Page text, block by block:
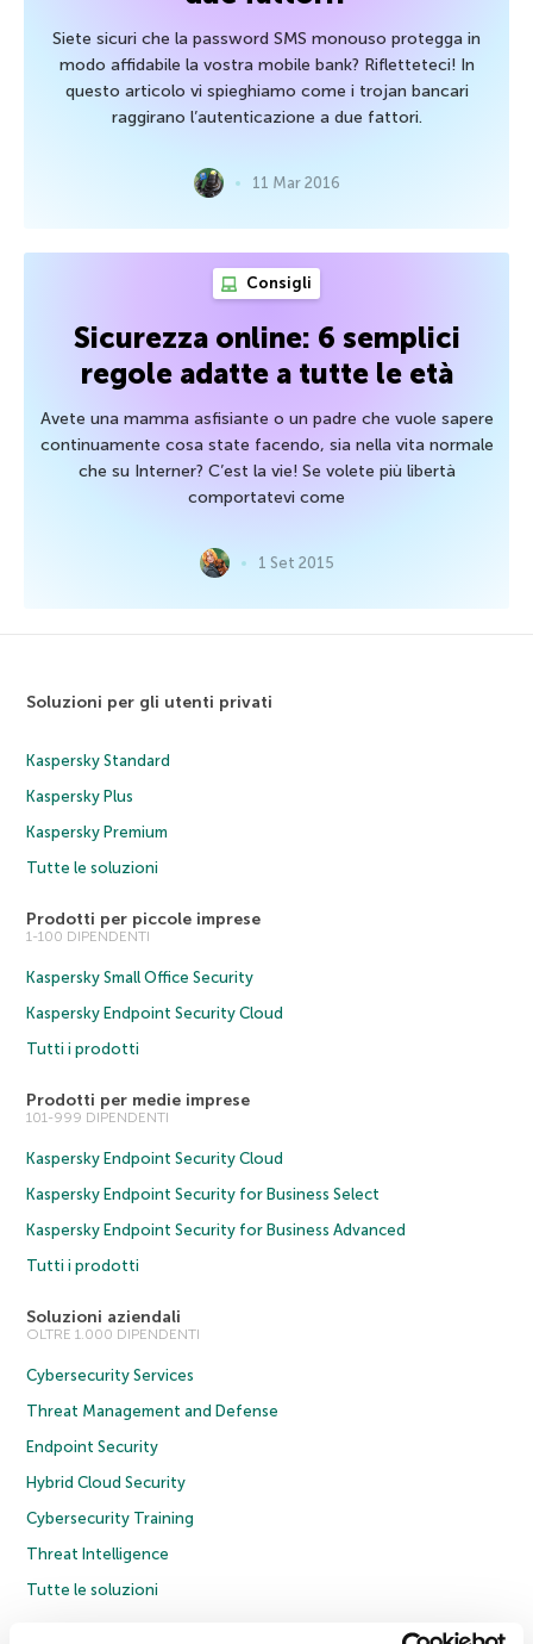
Siete sicuri che la password SMS monouso protegga in
modo affidabile la vostra mobile bank? Rifletteteci! In
questo articolo vi spieghiamo come i trojan bancari
raggirano l’autenticazione a due fattori.
11 Mar 2016
Consigli
Sicurezza online: 6 semplici
regole adatte a tutte le età
Avete una mamma asfisiante o un padre che vuole sapere
continuamente cosa state facendo, sia nella vita normale
che su Interner? C’est la vie! Se volete più libertà
comportatevi come
1 Set 2015
Soluzioni per gli utenti privati
Kaspersky Standard
Kaspersky Plus
Kaspersky Premium
Tutte le soluzioni
Prodotti per piccole imprese
1-100 DIPENDENTI
Kaspersky Small Office Security
Kaspersky Endpoint Security Cloud
Tutti i prodotti
Prodotti per medie imprese
101-999 DIPENDENTI
Kaspersky Endpoint Security Cloud
Kaspersky Endpoint Security for Business Select
Kaspersky Endpoint Security for Business Advanced
Tutti i prodotti
Soluzioni aziendali
OLTRE 1.000 DIPENDENTI
Cybersecurity Services
Threat Management and Defense
Endpoint Security
Hybrid Cloud Security
Cybersecurity Training
Threat Intelligence
Tutte le soluzioni